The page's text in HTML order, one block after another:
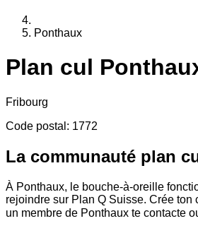
Ponthaux
Plan cul
Fribourg
Code postal : 1772
La communauté plan
À Ponthaux, le bouche-à-oreille
rejoindre sur Plan Q Suisse. Crée
un membre de Ponthaux te contacte